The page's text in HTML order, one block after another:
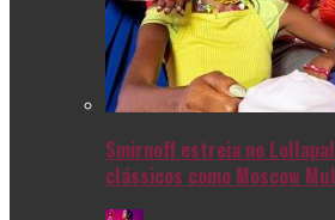
Smirnoff estreia no
clássicos como Moscow